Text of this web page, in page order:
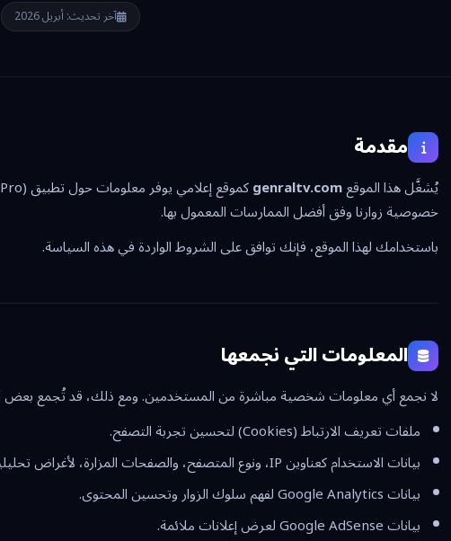
آخر تحديث: أبريل 2026
مقدمة
يُشغَّل هذا الموقعgenraltv.com
خصوصية زوارنا وفق أفضل الممارسات المعمول بها.
باستخدامك لهذا الموقع، فإنك توافق على الشروط الواردة في هذه السياسة.
المعلومات التي نجمعها
لا نجمع أي معلومات شخصية مباشرة من المستخدمين. ومع ذلك، قد تُجمع بعض
ملفات تعريف الارتباط (Cookies) لتحسين تجربة التصفح.
بيانات الاستخدام كعناوين IP، ونوع المتصفح، والصفحات المزارة، لأغراض تحليلية فقط.
بيانات Google Analytics لفهم سلوك الزوار وتحسين المحتوى.
بيانات Google AdSense لعرض إعلانات ملائمة.